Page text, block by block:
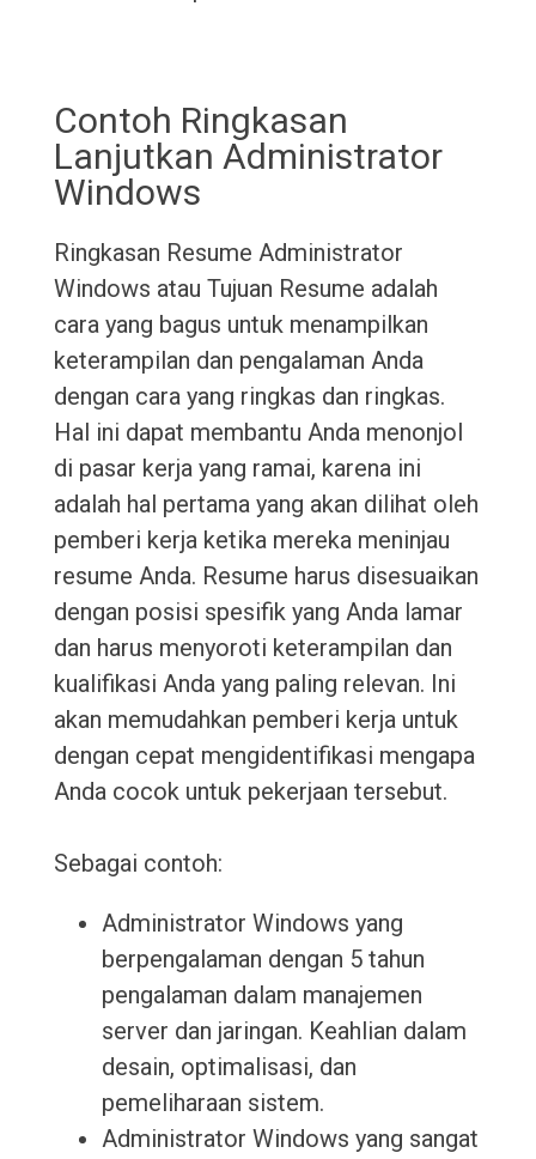
Contoh Ringkasan
Lanjutkan Administrator
Windows
Ringkasan Resume Administrator
Windows atau Tujuan Resume adalah
cara yang bagus untuk menampilkan
keterampilan dan pengalaman Anda
dengan cara yang ringkas dan ringkas.
Hal ini dapat membantu Anda menonjol
di pasar kerja yang ramai, karena ini
adalah hal pertama yang akan dilihat oleh
pemberi kerja ketika mereka meninjau
resume Anda. Resume harus disesuaikan
dengan posisi spesifik yang Anda lamar
dan harus menyoroti keterampilan dan
kualifikasi Anda yang paling relevan. Ini
akan memudahkan pemberi kerja untuk
dengan cepat mengidentifikasi mengapa
Anda cocok untuk pekerjaan tersebut.
Sebagai contoh:
Administrator Windows yang
berpengalaman dengan 5 tahun
pengalaman dalam manajemen
server dan jaringan. Keahlian dalam
desain, optimalisasi, dan
pemeliharaan sistem.
Administrator Windows yang sangat